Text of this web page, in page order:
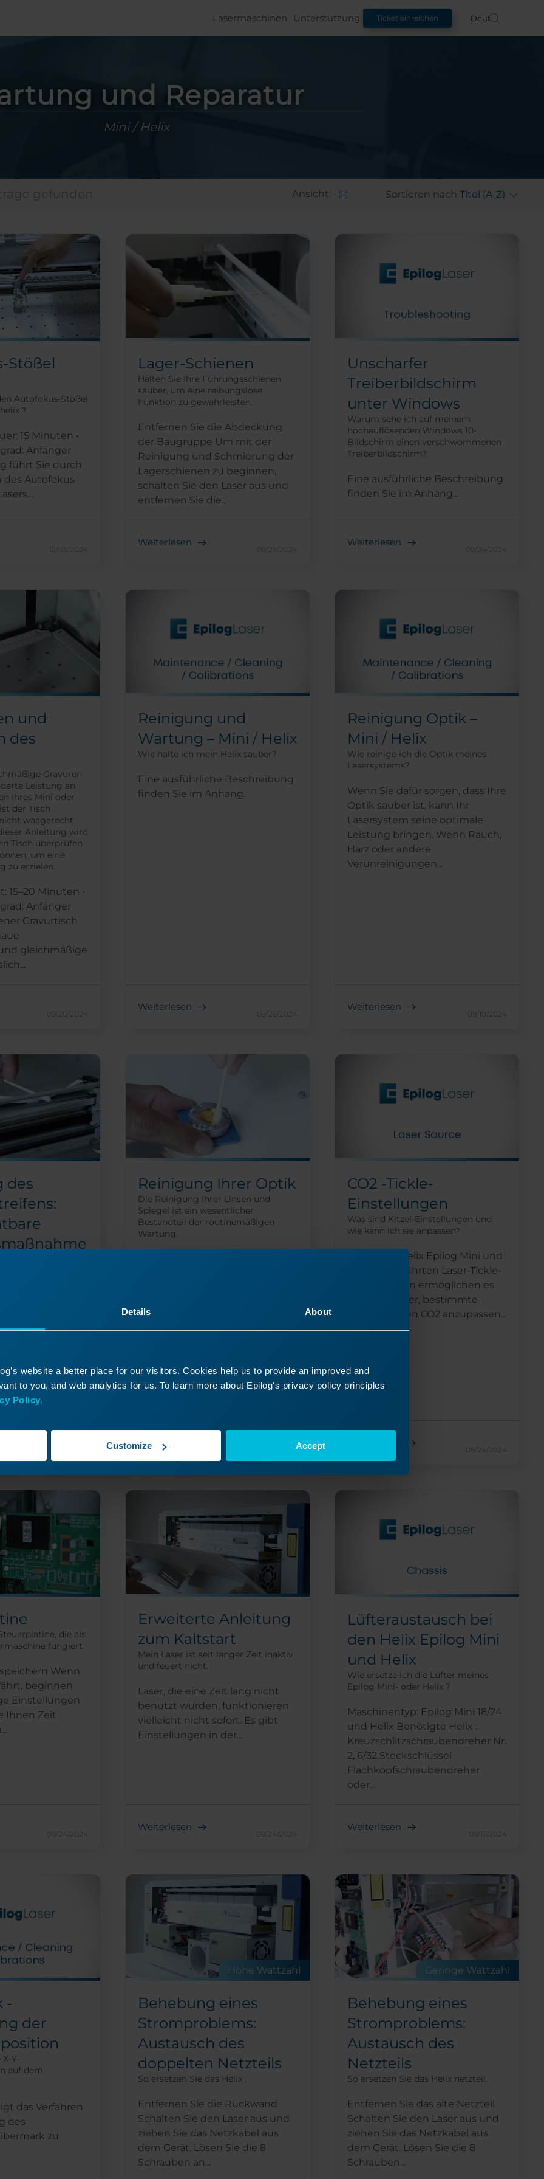
Details About
website a better place for our visitors. Cookies help us to provide an improved and
to you, and web analytics for us. To learn more about Epilog's privacy policy principles
Policy.
Customize Accept
Lasermaschinen Unterstützung Ticket einreichen Deutsch
und Reparatur
Mini / Helix
Ansicht: Sortieren nach Titel (A-Z)
Stößel
Autofokus-Stößel
?
15 Minuten •
Anfänger
führt Sie durch
des Autofokus-
12/03/2024
Lager-Schienen
Halten Sie Ihre Führungsschienen
sauber, um eine reibungslose
Funktion zu gewährleisten.
Entfernen Sie die Abdeckung
der Baugruppe Um mit der
Reinigung und Schmierung der
Lagerschienen zu beginnen,
schalten Sie den Laser aus und
entfernen Sie die...
Weiterlesen
09/26/2024
Unscharfer
Treiberbildschirm
unter Windows
Warum sehe ich auf meinem
hochauflösenden Windows 10-
Bildschirm einen verschwommenen
Treiberbildschirm?
Eine ausführliche Beschreibung
finden Sie im Anhang...
Weiterlesen
09/24/2024
und
des
Gravuren
Leistung an
Ihres Mini oder
der Tisch
waagerecht
Anleitung wird
Tisch überprüfen
um eine
zu erzielen.
15–20 Minuten •
Anfänger
Gravurtisch
gleichmäßige
09/20/2024
Reinigung und
Wartung – Mini / Helix
Wie halte ich mein Helix sauber?
Eine ausführliche Beschreibung
finden Sie im Anhang.
Weiterlesen
09/26/2024
Reinigung Optik –
Mini / Helix
Wie reinige ich die Optik meines
Lasersystems?
Wenn Sie dafür sorgen, dass Ihre
Optik sauber ist, kann Ihr
Lasersystem seine optimale
Leistung bringen. Wenn Rauch,
Harz oder andere
Verunreinigungen...
Weiterlesen
09/10/2024
des
Drucken
Schalten Sie
Zu Ihrer
Sie das
aus und
Stromnetz...
Reinigung Ihrer Optik
Die Reinigung Ihrer Linsen und
Spiegel ist ein wesentlicher
Bestandteil der routinemäßigen
Wartung.
den Laser aus und entfernen
Sie...
Weiterlesen
09/26/2024
CO2 -Tickle-
Einstellungen
Was sind Kitzel-Einstellungen und
wie kann ich sie anpassen?
Die in den Helix Epilog Mini und
Helix eingeführten Laser-Tickle-
Einstellungen ermöglichen es
dem Benutzer, bestimmte
Eigenschaften CO2 anzupassen...
09/24/2024
die als
fungiert.
Wenn
beginnen
Einstellungen
Ihnen Zeit
09/24/2024
Erweiterte Anleitung
zum Kaltstart
Mein Laser ist seit langer Zeit inaktiv
und feuert nicht.
Laser, die eine Zeit lang nicht
benutzt wurden, funktionieren
vielleicht nicht sofort. Es gibt
Einstellungen in der...
Weiterlesen
09/24/2024
Lüfteraustausch bei
den Helix Epilog Mini
und Helix
Wie ersetze ich die Lüfter meines
Epilog Mini- oder Helix ?
Maschinentyp: Epilog Mini 18/24
und Helix Benötigte Helix :
Kreuzschlitzschraubendreher Nr.
2, 6/32 Steckschlüssel
Flachkopfschraubendreher
oder...
Weiterlesen
09/17/2024
-
der
Y-
auf dem
das Verfahren
des
zu
Hohe Wattzahl
Behebung eines
Stromproblems:
Austausch des
doppelten Netzteils
So ersetzen Sie das Helix .
Entfernen Sie die Rückwand
Schalten Sie den Laser aus und
ziehen Sie das Netzkabel aus
dem Gerät. Lösen Sie die 8
Schrauben an...
Geringe Wattzahl
Behebung eines
Stromproblems:
Austausch des
Netzteils
So ersetzen Sie das Helix netzteil.
Entfernen Sie das alte Netzteil
Schalten Sie den Laser aus und
ziehen Sie das Netzkabel aus
dem Gerät. Lösen Sie die 8
Schrauben...